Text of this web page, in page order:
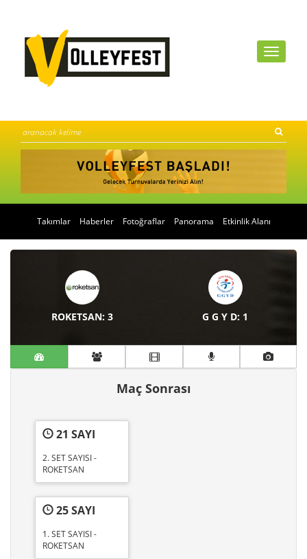
Takımlar Haberler Fotoğraflar Panorama Etkinlik Alanı
ROKETSAN: 3 G G Y D: 1
Maç Sonrası
21 SAYI
2. SET SAYISI -
ROKETSAN
25 SAYI
1. SET SAYISI -
ROKETSAN